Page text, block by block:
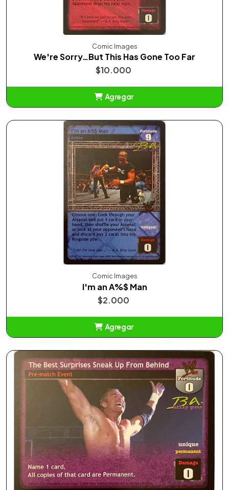
Comic Images
We're Sorry…But This Has Gone Too Far
$10.000
Agregar
Comic Images
I'm an A%$ Man
$2.000
Agregar